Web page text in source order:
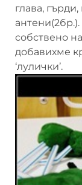
глава,
собствено
добавихме
‘лулички’.